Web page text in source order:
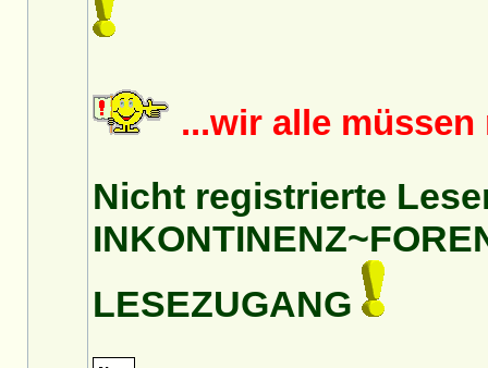
...wir alle
Nicht registrierte
LESEZUGANG